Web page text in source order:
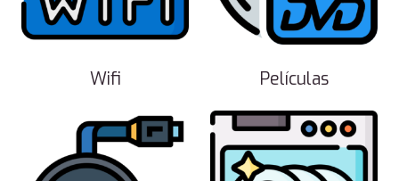
Wifi Películas